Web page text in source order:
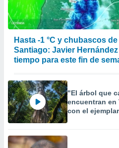
Hasta -1 °C y chubascos
Santiago: Javier
tiempo para este fin de
"El árbol que
encuentran en
con el